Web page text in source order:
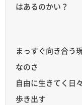
はあるのかい？
まっすぐ向き合う
なのさ
自由に生きてく日
歩き出す